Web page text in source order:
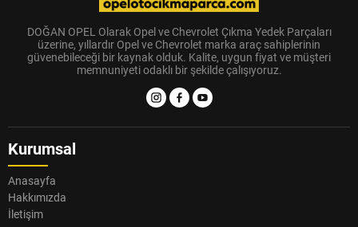
DOĞAN OPEL Olarak Opel ve Chevrolet Çıkma Yedek Parçaları
üzerine, yıllardır Opel ve Chevrolet marka araç sahiplerinin
güvenebileceği bir kaynak olduk. Kalite, uygun fiyat ve müşteri
memnuniyeti odaklı bir şekilde çalışıyoruz.
Kurumsal
Anasayfa
Hakkımızda
İletişim